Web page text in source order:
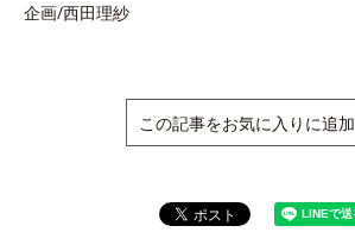
企画/西田理紗
この記事をお気に入りに追加